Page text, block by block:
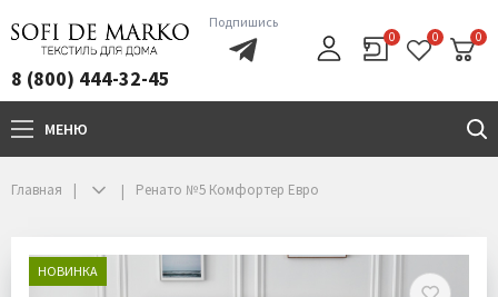
8 (800) 444-32-45
Подпишись
0 0 0
МЕНЮ
Главная Ренато №5 Комфортер Евро
НОВИНКА